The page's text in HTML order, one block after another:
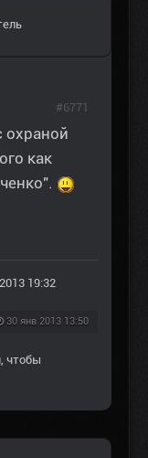
охраной
как
19:32
30 янв 2013 13:50
#6771
, чтобы